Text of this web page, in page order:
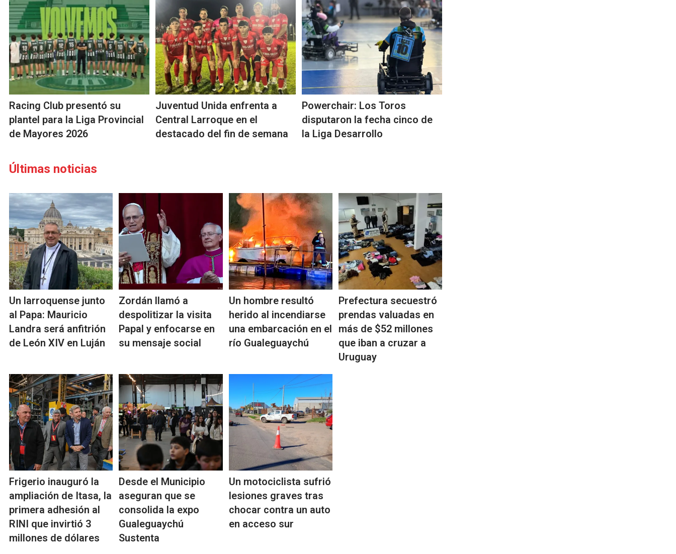
Racing Club presentó su
plantel para la Liga Provincial
de Mayores 2026
Juventud Unida enfrenta a
Central Larroque en el
destacado del fin de semana
Powerchair: Los Toros
disputaron la fecha cinco de
la Liga Desarrollo
Últimas noticias
Un larroquense junto
al Papa: Mauricio
Landra será anfitrión
de León XIV en Luján
Zordán llamó a
despolitizar la visita
Papal y enfocarse en
su mensaje social
Un hombre resultó
herido al incendiarse
una embarcación en el
río Gualeguaychú
Prefectura secuestró
prendas valuadas en
más de $52 millones
que iban a cruzar a
Uruguay
Frigerio inauguró la
ampliación de Itasa, la
primera adhesión al
RINI que invirtió 3
millones de dólares
Desde el Municipio
aseguran que se
consolida la expo
Gualeguaychú
Sustenta
Un motociclista sufrió
lesiones graves tras
chocar contra un auto
en acceso sur